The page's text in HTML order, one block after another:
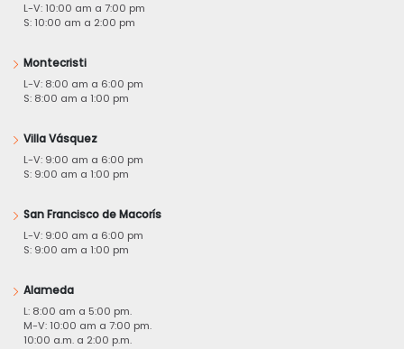
L-V: 10:00 am a 7:00 pm
S: 10:00 am a 2:00 pm
Montecristi
L-V: 8:00 am a 6:00 pm
S: 8:00 am a 1:00 pm
Villa Vásquez
L-V: 9:00 am a 6:00 pm
S: 9:00 am a 1:00 pm
San Francisco de Macorís
L-V: 9:00 am a 6:00 pm
S: 9:00 am a 1:00 pm
Alameda
L: 8:00 am a 5:00 pm.
M-V: 10:00 am a 7:00 pm.
10:00 a.m. a 2:00 p.m.